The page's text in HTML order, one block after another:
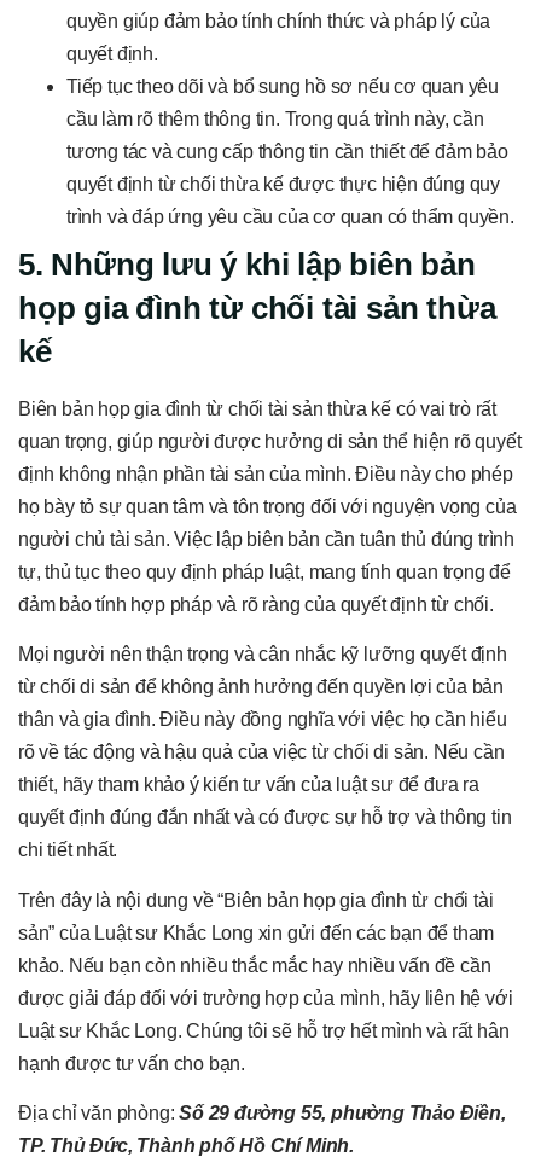
quyền giúp đảm bảo tính chính thức và pháp lý của
quyết định.
Tiếp tục theo dõi và bổ sung hồ sơ nếu cơ quan yêu
cầu làm rõ thêm thông tin. Trong quá trình này, cần
tương tác và cung cấp thông tin cần thiết để đảm bảo
quyết định từ chối thừa kế được thực hiện đúng quy
trình và đáp ứng yêu cầu của cơ quan có thẩm quyền.
5. Những lưu ý khi lập biên bản
họp gia đình từ chối tài sản thừa
kế
Biên bản họp gia đình từ chối tài sản thừa kế có vai trò rất
quan trọng, giúp người được hưởng di sản thể hiện rõ quyết
định không nhận phần tài sản của mình. Điều này cho phép
họ bày tỏ sự quan tâm và tôn trọng đối với nguyện vọng của
người chủ tài sản. Việc lập biên bản cần tuân thủ đúng trình
tự, thủ tục theo quy định pháp luật, mang tính quan trọng để
đảm bảo tính hợp pháp và rõ ràng của quyết định từ chối.
Mọi người nên thận trọng và cân nhắc kỹ lưỡng quyết định
từ chối di sản để không ảnh hưởng đến quyền lợi của bản
thân và gia đình. Điều này đồng nghĩa với việc họ cần hiểu
rõ về tác động và hậu quả của việc từ chối di sản. Nếu cần
thiết, hãy tham khảo ý kiến tư vấn của luật sư để đưa ra
quyết định đúng đắn nhất và có được sự hỗ trợ và thông tin
chi tiết nhất.
Trên đây là nội dung về “Biên bản họp gia đình từ chối tài
sản” của Luật sư Khắc Long xin gửi đến các bạn để tham
khảo. Nếu bạn còn nhiều thắc mắc hay nhiều vấn đề cần
được giải đáp đối với trường hợp của mình, hãy liên hệ với
Luật sư Khắc Long. Chúng tôi sẽ hỗ trợ hết mình và rất hân
hạnh được tư vấn cho bạn.
Địa chỉ văn phòng:Số 29 đường 55, phường Thảo Điền,
TP. Thủ Đức, Thành phố Hồ Chí Minh.